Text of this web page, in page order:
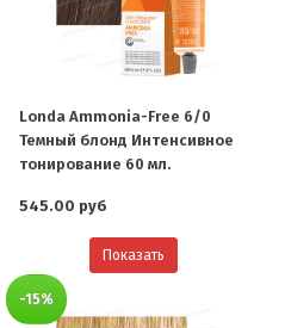
Londa Ammonia-Free 6/0
Темный блонд Интенсивное
тонирование 60 мл.
545.00 руб
Показать
-15%